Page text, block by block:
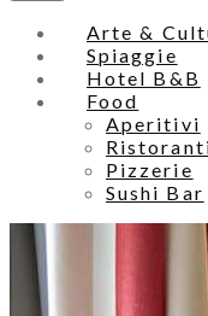
Arte &
Spiaggie
Hotel B&B
Food
Aperitivi
Pizzerie
Sushi Bar